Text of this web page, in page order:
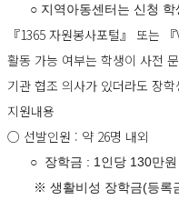
○ 지역아동센터는 신청 학
『1365 자원봉사포털』 또는
활동 가능 여부는 학생이 사전
기관 협조 의사가 있더라도 장
지원내용
○ 선발인원 : 약 26명 내외
○ 장학금 : 1인당 130만원
※ 생활비성 장학금(등록